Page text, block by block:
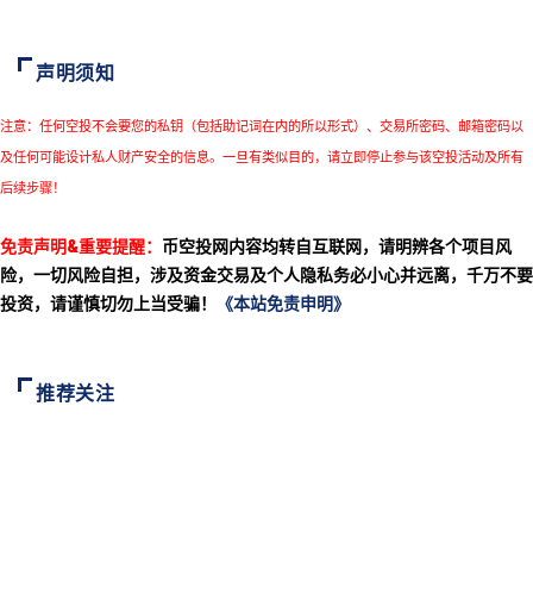
声明须知
注意：任何空投不会要您的私钥（包括助记词在内的所以形式）、交易所密码、邮箱密码以
及任何可能设计私人财产安全的信息。一旦有类似目的，请立即停止参与该空投活动及所有
后续步骤！
免责声明&重要提醒： 币空投网内容均转自互联网，请明辨各个项目风
险，一切风险自担，涉及资金交易及个人隐私务必小心并远离，千万不要
投资，请谨慎切勿上当受骗！
《本站免责申明》
推荐关注